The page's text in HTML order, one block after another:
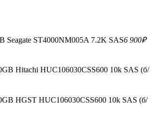
Seagate ST4000NM005A 7.2K SAS6 900₽
Hitachi HUC106030CSS600 10k SAS (б/
HGST HUC106030CSS600 10k SAS (б/